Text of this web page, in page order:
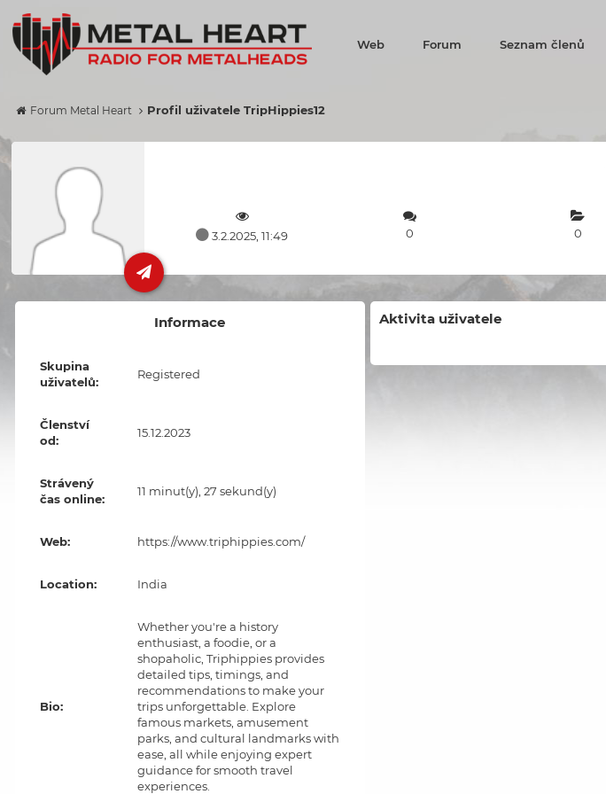
Web Forum Seznam členů
Forum Metal Heart Profil uživatele TripHippies12
3.2.2025, 11:49 0 0
Informace
Skupina
uživatelů:
Registered
Členství
od:
15.12.2023
Strávený
čas online:
11 minut(y), 27 sekund(y)
Web: https://www.triphippies.com/
Location: India
Bio:
Whether you're a history
enthusiast, a foodie, or a
shopaholic, Triphippies provides
detailed tips, timings, and
recommendations to make your
trips unforgettable. Explore
famous markets, amusement
parks, and cultural landmarks with
ease, all while enjoying expert
guidance for smooth travel
experiences.
Aktivita uživatele